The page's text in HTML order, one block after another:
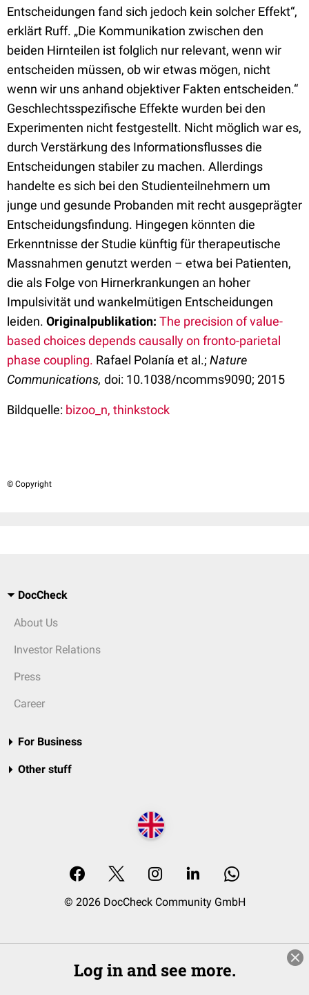
Entscheidungen fand sich jedoch kein solcher Effekt“,
erklärt Ruff. „Die Kommunikation zwischen den
beiden Hirnteilen ist folglich nur relevant, wenn wir
entscheiden müssen, ob wir etwas mögen, nicht
wenn wir uns anhand objektiver Fakten entscheiden.“
Geschlechtsspezifische Effekte wurden bei den
Experimenten nicht festgestellt. Nicht möglich war es,
durch Verstärkung des Informationsflusses die
Entscheidungen stabiler zu machen. Allerdings
handelte es sich bei den Studienteilnehmern um
junge und gesunde Probanden mit recht ausgeprägter
Entscheidungsfindung. Hingegen könnten die
Erkenntnisse der Studie künftig für therapeutische
Massnahmen genutzt werden – etwa bei Patienten,
die als Folge von Hirnerkrankungen an hoher
Impulsivität und wankelmütigen Entscheidungen
leiden. Originalpublikation: The precision of value-
based choices depends causally on fronto-parietal
phase coupling. Rafael Polanía et al.; Nature
Communications, doi: 10.1038/ncomms9090; 2015
Bildquelle: bizoo_n, thinkstock
© Copyright
DocCheck
About Us
Investor Relations
Press
Career
For Business
Other stuff
© 2026 DocCheck Community GmbH
Log in and see more.